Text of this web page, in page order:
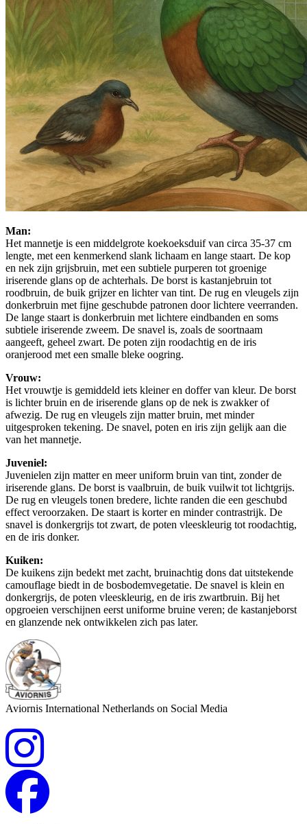
Man:
Het mannetje is een middelgrote koekoeksduif van circa 35-37 cm
lengte, met een kenmerkend slank lichaam en lange staart. De kop
en nek zijn grijsbruin, met een subtiele purperen tot groenige
iriserende glans op de achterhals. De borst is kastanjebruin tot
roodbruin, de buik grijzer en lichter van tint. De rug en vleugels zijn
donkerbruin met fijne geschubde patronen door lichtere veerranden.
De lange staart is donkerbruin met lichtere eindbanden en soms
subtiele iriserende zweem. De snavel is, zoals de soortnaam
aangeeft, geheel zwart. De poten zijn roodachtig en de iris
oranjerood met een smalle bleke oogring.
Vrouw:
Het vrouwtje is gemiddeld iets kleiner en doffer van kleur. De borst
is lichter bruin en de iriserende glans op de nek is zwakker of
afwezig. De rug en vleugels zijn matter bruin, met minder
uitgesproken tekening. De snavel, poten en iris zijn gelijk aan die
van het mannetje.
Juveniel:
Juvenielen zijn matter en meer uniform bruin van tint, zonder de
iriserende glans. De borst is vaalbruin, de buik vuilwit tot lichtgrijs.
De rug en vleugels tonen bredere, lichte randen die een geschubd
effect veroorzaken. De staart is korter en minder contrastrijk. De
snavel is donkergrijs tot zwart, de poten vleeskleurig tot roodachtig,
en de iris donker.
Kuiken:
De kuikens zijn bedekt met zacht, bruinachtig dons dat uitstekende
camouflage biedt in de bosbodemvegetatie. De snavel is klein en
donkergrijs, de poten vleeskleurig, en de iris zwartbruin. Bij het
opgroeien verschijnen eerst uniforme bruine veren; de kastanjeborst
en glanzende nek ontwikkelen zich pas later.
Aviornis International Netherlands on Social Media